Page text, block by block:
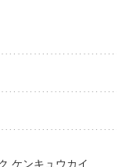
ケンキュウカイ